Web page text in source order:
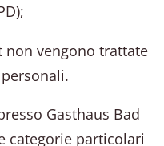
non vengono trattate
Gasthaus Bad
categorie particolari